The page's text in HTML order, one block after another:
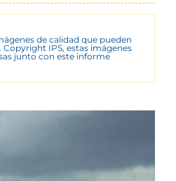
de calidad que pueden
Copyright IPS, estas imágenes
junto con este informe